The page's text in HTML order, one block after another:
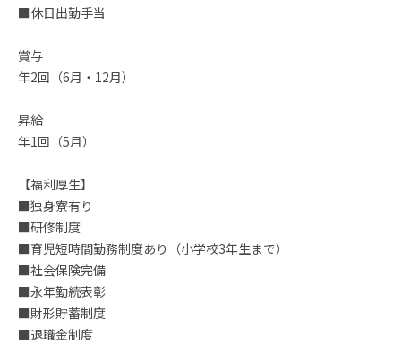
■休日出勤手当
賞与
年2回（6月・12月）
昇給
年1回（5月）
【福利厚生】
■独身寮有り
■研修制度
■育児短時間勤務制度あり（小学校3年生まで）
■社会保険完備
■永年勤続表彰
■財形貯蓄制度
■退職金制度